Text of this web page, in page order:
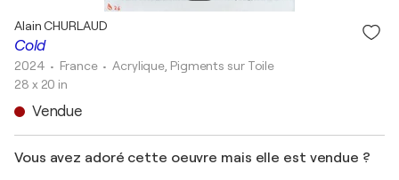
Cold
Alain CHURLAUD
2024 • France •Acrylique, Pigments sur Toile
28 x 20 in
Vendue
Vous avez adoré cette oeuvre mais elle est vendue ?